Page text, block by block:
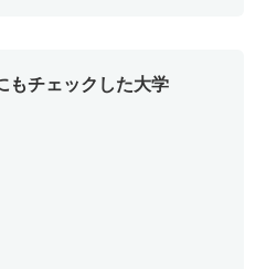
もチェックした大学